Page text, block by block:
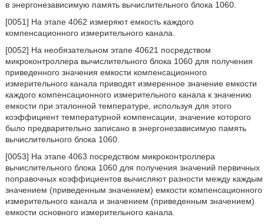
в энергонезависимую память вычислительного блока 1060.
[0051] На этапе 4062 измеряют емкость каждого
компенсационного измерительного канала.
[0052] На необязательном этапе 40621 посредством
микроконтроллера вычислительного блока 1060 для получения
приведенного значения емкости компенсационного
измерительного канала приводят измеренное значение емкости
каждого компенсационного измерительного канала к значению
емкости при эталонной температуре, используя для этого
коэффициент температурной компенсации, значение которого
было предварительно записано в энергонезависимую память
вычислительного блока 1060.
[0053] На этапе 4063 посредством микроконтроллера
вычислительного блока 1060 для получения значений первичных
поправочных коэффициентов вычисляют разности между каждым
значением (приведенным значением) емкости компенсационного
измерительного канала и значением (приведенным значением)
емкости основного измерительного канала.